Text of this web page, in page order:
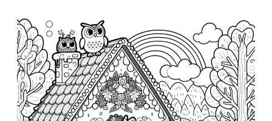
b
l
i
c
a
t
i
o
n